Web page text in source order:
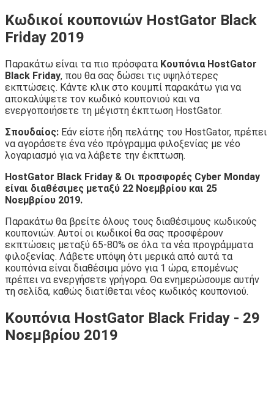
Κωδικοί κουπονιών HostGator Black
Friday 2019
Παρακάτω είναι τα πιο πρόσφατα Κουπόνια HostGator
Black Friday, που θα σας δώσει τις υψηλότερες
εκπτώσεις. Κάντε κλικ στο κουμπί παρακάτω για να
αποκαλύψετε τον κωδικό κουπονιού και να
ενεργοποιήσετε τη μέγιστη έκπτωση HostGator.
Σπουδαίος: Εάν είστε ήδη πελάτης του HostGator, πρέπει
να αγοράσετε ένα νέο πρόγραμμα φιλοξενίας με νέο
λογαριασμό για να λάβετε την έκπτωση.
HostGator Black Friday & Οι προσφορές Cyber ​​Monday
είναι διαθέσιμες μεταξύ 22 Νοεμβρίου και 25
Νοεμβρίου 2019.
Παρακάτω θα βρείτε όλους τους διαθέσιμους κωδικούς
κουπονιών. Αυτοί οι κωδικοί θα σας προσφέρουν
εκπτώσεις μεταξύ 65-80% σε όλα τα νέα προγράμματα
φιλοξενίας. Λάβετε υπόψη ότι μερικά από αυτά τα
κουπόνια είναι διαθέσιμα μόνο για 1 ώρα, επομένως
πρέπει να ενεργήσετε γρήγορα. Θα ενημερώσουμε αυτήν
τη σελίδα, καθώς διατίθεται νέος κωδικός κουπονιού.
Κουπόνια HostGator Black Friday - 29
Νοεμβρίου 2019